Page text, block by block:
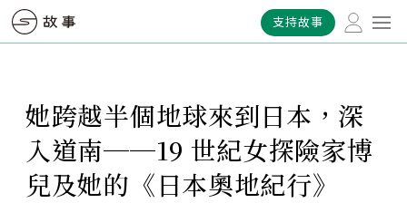
支持故事
她跨越半個地球來到日本，深
入道南──19 世紀女探險家博
兒及她的《日本奧地紀行》